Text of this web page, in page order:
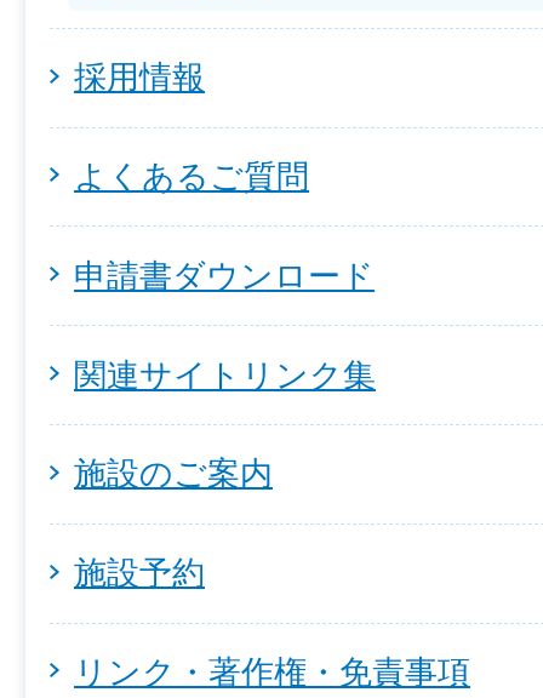
採用情報
よくあるご質問
申請書ダウンロード
関連サイトリンク集
施設のご案内
施設予約
リンク・著作権・免責事項